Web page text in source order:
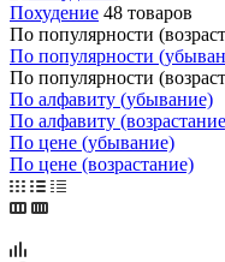
Похудение 48 товаров
По популярности
По популярности
По популярности
По алфавиту (убывание)
По алфавиту
По цене (убывание)
По цене (возрастание)